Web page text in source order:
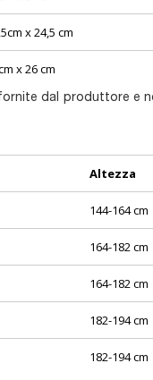
x 24,5 cm
x 26 cm
dal produttore e
Altezza
144-164 cm
164-182 cm
164-182 cm
182-194 cm
182-194 cm